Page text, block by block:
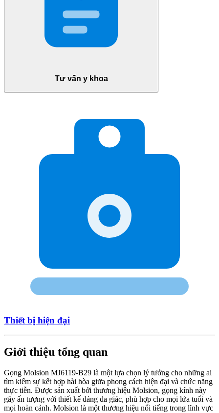
Tư vấn y khoa
Thiết bị hiện đại
Giới thiệu tổng quan
Gọng Molsion MJ6119-B29 là một lựa chọn lý tưởng cho những ai
tìm kiếm sự kết hợp hài hòa giữa phong cách hiện đại và chức năng
thực tiễn. Được sản xuất bởi thương hiệu Molsion, gọng kính này
gây ấn tượng với thiết kế dáng đa giác, phù hợp cho mọi lứa tuổi và
mọi hoàn cảnh. Molsion là một thương hiệu nổi tiếng trong lĩnh vực